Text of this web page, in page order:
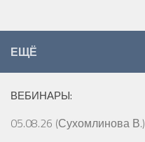
ЕЩЁ
ВЕБИНАРЫ:
05.08.26 (Сухомлинова В.)